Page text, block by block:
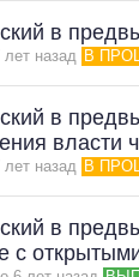
в
лет назад В
в
власти
лет назад В
в
с